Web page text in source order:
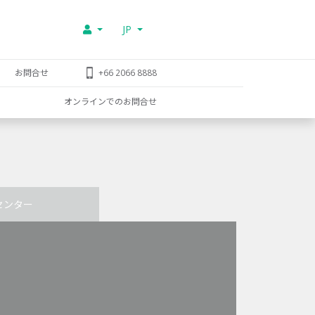
JP
お問合せ +66 2066 8888
オンラインでのお問合せ
ンター